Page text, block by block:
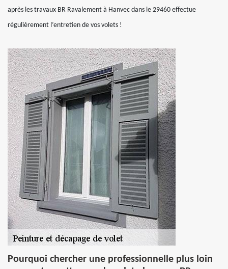
après les travaux BR Ravalement à Hanvec dans le 29460 effectue
régulièrement l’entretien de vos volets !
Pourquoi chercher une professionnelle plus loin